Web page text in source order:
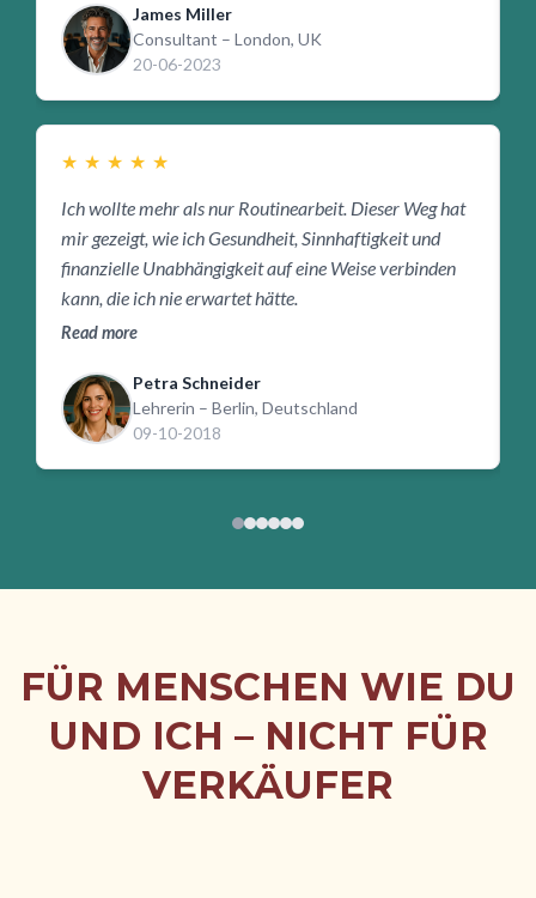
James Miller
Consultant – London, UK
20-06-2023
★ ★ ★ ★ ★
Ich wollte mehr als nur Routinearbeit. Dieser Weg hat
mir gezeigt, wie ich Gesundheit, Sinnhaftigkeit und
finanzielle Unabhängigkeit auf eine Weise verbinden
kann, die ich nie erwartet hätte.
Read more
Petra Schneider
Lehrerin – Berlin, Deutschland
09-10-2018
FÜR MENSCHEN WIE DU
UND ICH – NICHT FÜR
VERKÄUFER